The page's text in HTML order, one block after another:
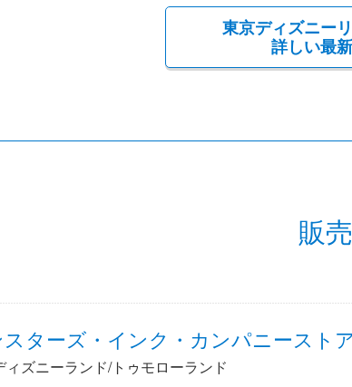
東京ディズニー
詳しい最
販
ターズ・インク・カンパニースト
ィズニーランド/トゥモローランド